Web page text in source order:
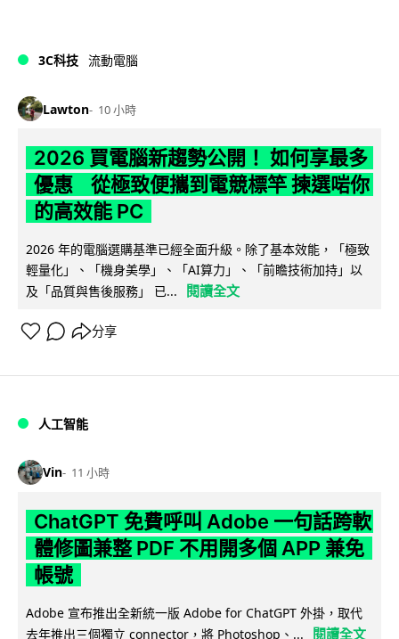
3C科技 流動電腦
Lawton 10 小時
2026 買電腦新趨勢公開！ 如何享最多
優惠 從極致便攜到電競標竿 揀選啱你
的高效能 PC
2026 年的電腦選購基準已經全面升級。除了基本效能，「極致
輕量化」、「機身美學」、「AI算力」、「前瞻技術加持」以
及「品質與售後服務」 已...
閱讀全文
分享
人工智能
Vin 11 小時
ChatGPT 免費呼叫 Adobe 一句話跨軟
體修圖兼整 PDF 不用開多個 APP 兼免
帳號
Adobe 宣布推出全新統一版 Adobe for ChatGPT 外掛，取代
去年推出三個獨立 connector，將 Photoshop、...
閱讀全文